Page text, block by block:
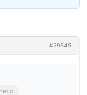
#29545